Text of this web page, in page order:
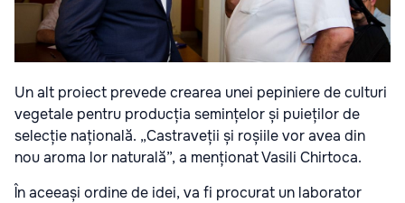
Un alt proiect prevede crearea unei pepiniere de culturi
vegetale pentru producția semințelor și puieților de
selecție națională. „Castraveții și roșiile vor avea din
nou aroma lor naturală”, a menționat Vasili Chirtoca.
În aceeași ordine de idei, va fi procurat un laborator